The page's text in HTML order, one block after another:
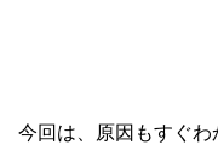
今回は、原因もすぐわ